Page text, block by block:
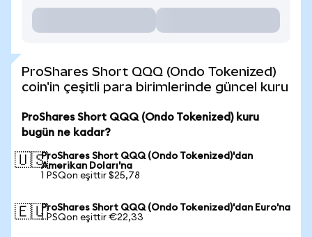
ProShares Short QQQ (Ondo Tokenized)
coin'in çeşitli para birimlerinde güncel kuru
ProShares Short QQQ (Ondo Tokenized) kuru
bugün ne kadar?
🇺🇸ProShares Short QQQ (Ondo Tokenized)'dan
Amerikan Doları'na
1 PSQon eşittir $25,78
🇪🇺ProShares Short QQQ (Ondo Tokenized)'dan Euro'na
1 PSQon eşittir €22,33